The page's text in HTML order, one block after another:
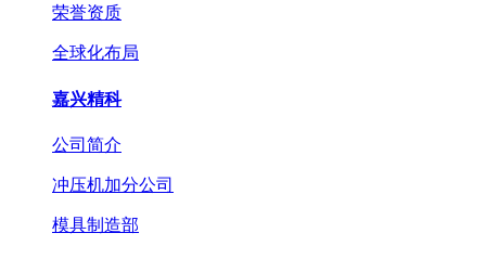
荣誉资质
全球化布局
嘉兴精科
公司简介
冲压机加分公司
模具制造部